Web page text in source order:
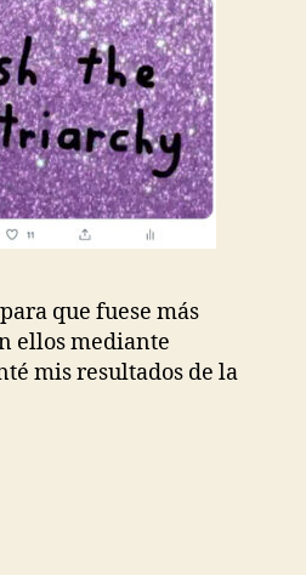
que fuese más
ellos mediante
mis resultados de la